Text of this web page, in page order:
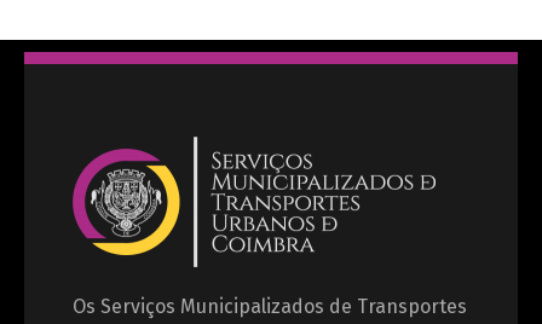
Os Serviços Municipalizados de Transportes